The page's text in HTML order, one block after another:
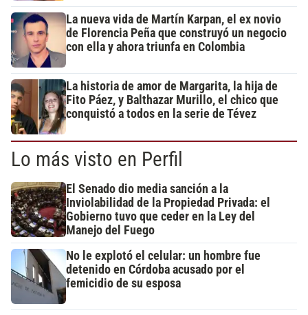
La nueva vida de Martín Karpan, el ex novio
de Florencia Peña que construyó un negocio
con ella y ahora triunfa en Colombia
La historia de amor de Margarita, la hija de
Fito Páez, y Balthazar Murillo, el chico que
conquistó a todos en la serie de Tévez
Lo más visto en Perfil
El Senado dio media sanción a la
Inviolabilidad de la Propiedad Privada: el
Gobierno tuvo que ceder en la Ley del
Manejo del Fuego
No le explotó el celular: un hombre fue
detenido en Córdoba acusado por el
femicidio de su esposa